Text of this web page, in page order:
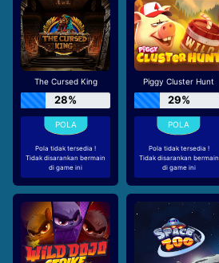
The Cursed King
28%
Pola tidak tersedia !
Tidak disarankan bermain
di game ini
Piggy Cluster Hunt
29%
Pola tidak tersedia !
Tidak disarankan bermain
di game ini